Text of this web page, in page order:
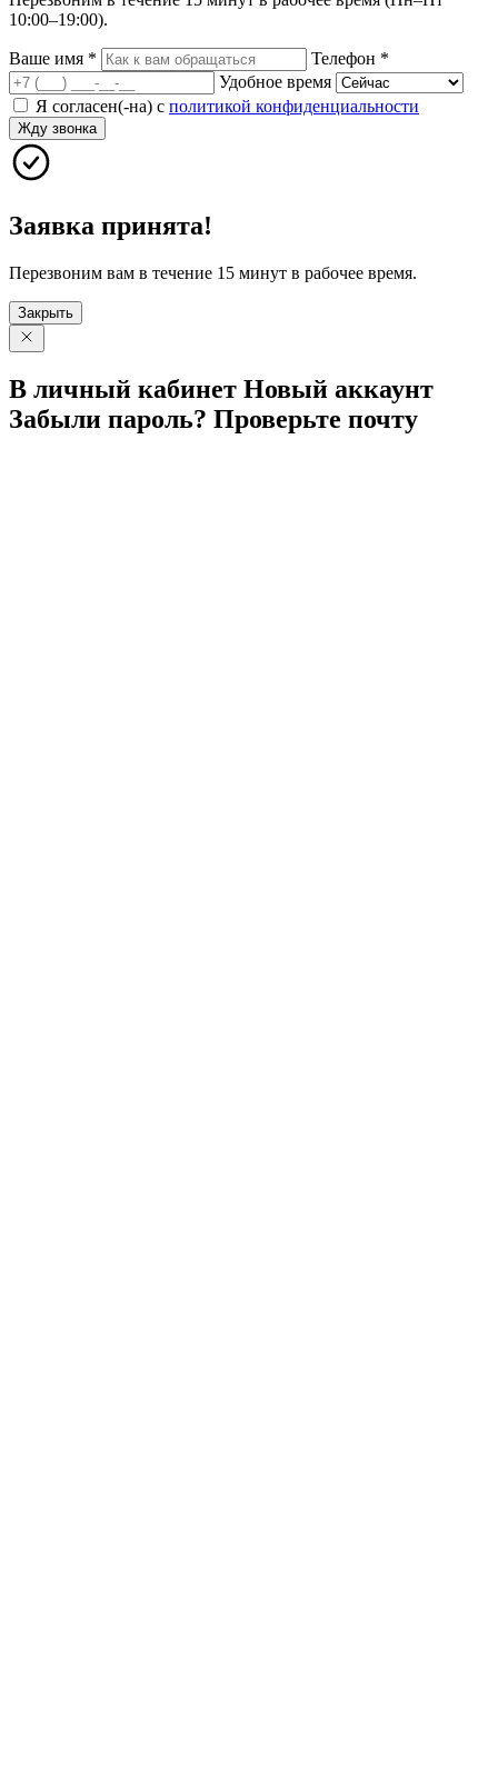
10:00–19:00).
Ваше имя * Телефон *
Удобное время
Я согласен(-на) с политикой конфиденциальности
Жду звонка
Заявка принята!
Перезвоним вам в течение 15 минут в рабочее время.
Закрыть
В личный кабинет Новый аккаунт
Забыли пароль? Проверьте почту